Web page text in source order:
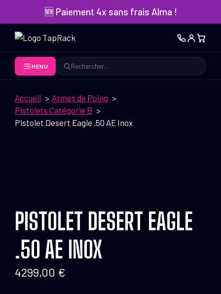
contenu
🆕 Paiement 4x sans frais Alma !
MENU
Rechercher
Accueil
Armes de Poing
Pistolets Catégorie B
Pistolet Desert Eagle .50 AE Inox
PISTOLET DESERT EAGLE
.50 AE INOX
4299,00 €